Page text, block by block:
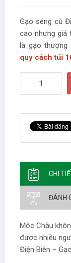
Gạo séng cù
cao nhưng giá
là gạo thượng
quy cách túi
CHI
ĐÁNH
Mộc Châu
được nhiều
Điện Biên –